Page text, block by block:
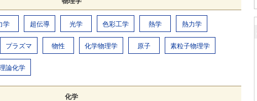
学 超伝導 光学 色彩工学 熱学 熱力学
プラズマ 物性 化学物理学 原子 素粒子物理学
論化学
化学